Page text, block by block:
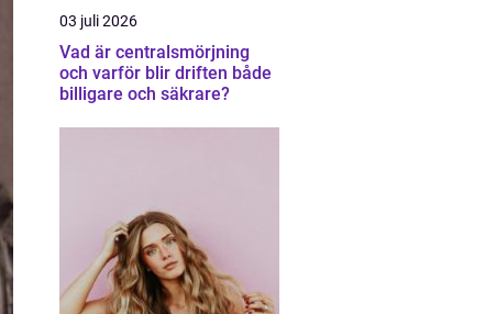
03 juli 2026
Vad är centralsmörjning
och varför blir driften både
billigare och säkrare?